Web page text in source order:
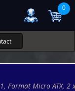
0
Format Micro ATX,